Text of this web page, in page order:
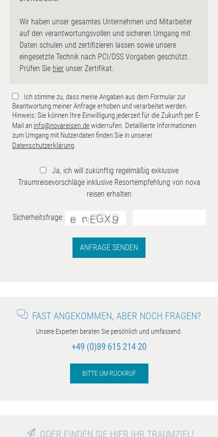
Wir haben unser gesamtes Unternehmen und Mitarbeiter
auf den verantwortungsvollen und sicheren Umgang mit
Daten schulen und zertifizieren lassen sowie unsere
eingesetzte Technik nach PCI/DSS Vorgaben geschützt.
Prüfen Sie hier unser Zertifikat.
Ich stimme zu, dass meine Angaben aus dem Formular zur
Beantwortung meiner Anfrage erhoben und verarbeitet werden.
Hinweis: Sie können Ihre Einwilligung jederzeit für die Zukunft per E-
Mail an info@novareisen.dewiderrufen. Detaillierte Informationen
zum Umgang mit Nutzerdaten finden Sie in unserer
Datenschutzerklärung.
Ja, ich will zukünftig regelmäßig exklusive
Traumreisevorschläge inklusive Resortempfehlung von nova
reisen erhalten
Sicherheitsfrage:
ANFRAGE SENDEN
FAST ANGEKOMMEN, ABER NOCH FRAGEN?
Unsere Experten beraten Sie persönlich und umfassend.
+49 (0)89 615 214 20
BITTE UM RÜCKRUF
ODER FINDEN SIE HIER IHR TRAUMZIEL!